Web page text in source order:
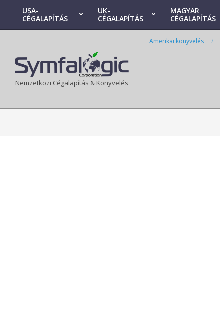
content
Primary
USA-
CÉGALAPÍTÁS
UK-
CÉGALAPÍTÁS
MAGYAR
CÉGALAPÍTÁS
Nemzetközi Cégalapítás & Könyvelés
Amerikai könyvelés